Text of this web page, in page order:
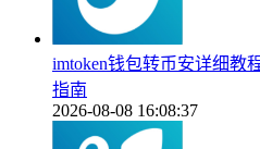
imtoken钱包转币安详细教
指南
2026-08-08 16:08:37